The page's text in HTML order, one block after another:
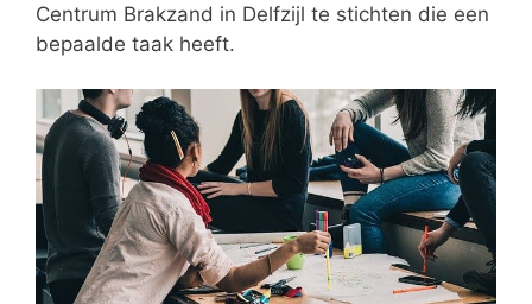
Centrum Brakzand in Delfzijl te stichten die een
bepaalde taak heeft.